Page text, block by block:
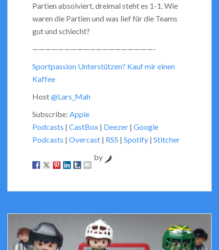
EMBED
Partien absolviert, dreimal steht es 1-1. Wie
waren die Partien und was lief für die Teams
gut und schlecht?
———————————————————-
Sportpassion Unterstützen? Kauf mir einen
Kaffee
Host@Lars_Mah
Subscribe: Apple
Podcasts | CastBox | Deezer | Google
Podcasts | Overcast | RSS | Spotify | Stitcher
by